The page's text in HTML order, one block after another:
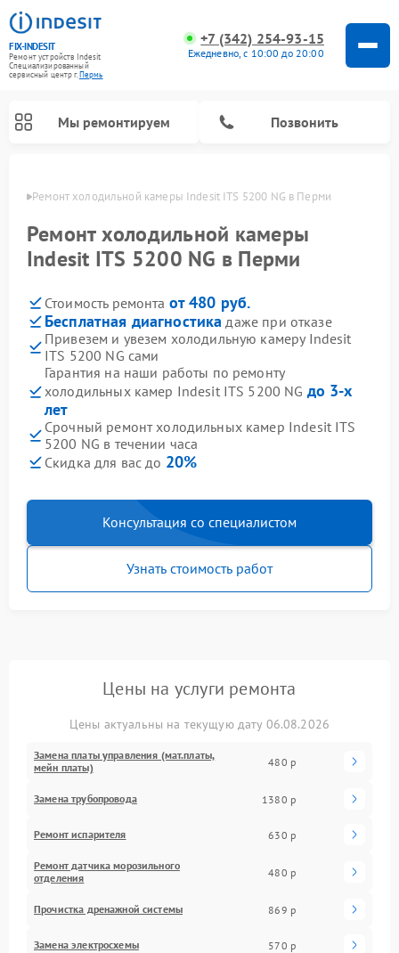
FIX-INDESIT
Ремонт устройств Indesit
Специализированный
cервисный центр г.Пермь
+7 (342) 254-93-15
Ежедневно, с 10:00 до 20:00
Мы ремонтируем Позвонить
Ремонт холодильной камеры Indesit ITS 5200 NG в Перми
Ремонт холодильной камеры
Indesit ITS 5200 NG в Перми
Стоимость ремонта от 480 руб.
Бесплатная диагностика даже при отказе
Привезем и увезем холодильную камеру Indesit
ITS 5200 NG сами
Гарантия на наши работы по ремонту
холодильных камер Indesit ITS 5200 NG до 3-х
лет
Срочный ремонт холодильных камер Indesit ITS
5200 NG в течении часа
Скидка для вас до 20%
Консультация со специалистом
Узнать стоимость работ
Цены на услуги ремонта
Цены актуальны на текущую дату 06.08.2026
Замена платы управления (мат.платы,
мейн платы)
480 р
Замена трубопровода 1380 р
Ремонт испарителя 630 р
Ремонт датчика морозильного
отделения
480 р
Прочистка дренажной системы 869 р
Замена электросхемы 570 р